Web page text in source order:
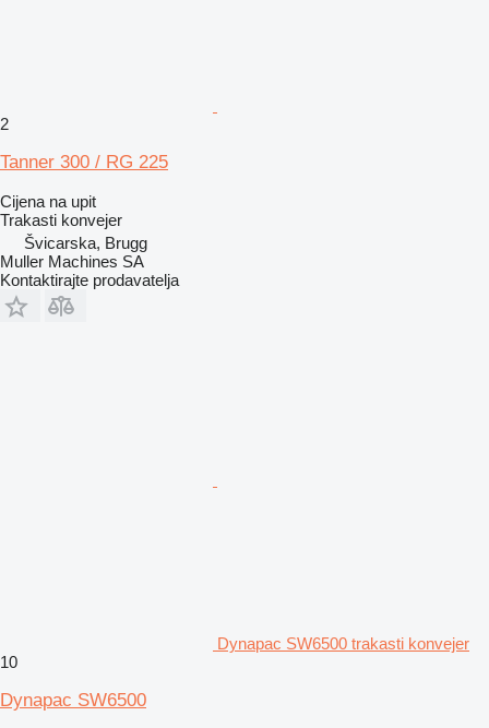
2
Tanner 300 / RG 225
Cijena na upit
Trakasti konvejer
Švicarska, Brugg
Muller Machines SA
Kontaktirajte prodavatelja
Dynapac SW6500 trakasti konvejer
10
Dynapac SW6500